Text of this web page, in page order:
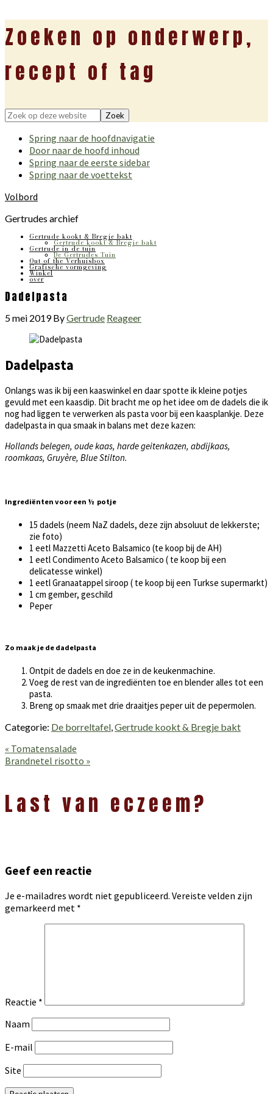
Zoeken op onderwerp,
recept of tag
Zoek
deze
website
Spring naar de hoofdnavigatie
Door naar de hoofd inhoud
Spring naar de eerste sidebar
Spring naar de voettekst
Volbord
Gertrudes archief
Gertrude kookt & Bregje bakt
Gertrude kookt & Bregje bakt
Gertrude in de tuin
De Gertrudes Tuin
Out of the Verhuisbox
Grafische vormgeving
Winkel
over
Dadelpasta
5 mei 2019ByGertrude Reageer
Dadelpasta
Onlangs was ik bij een kaaswinkel en daar spotte ik kleine potjes
gevuld met een kaasdip. Dit bracht me op het idee om de dadels die ik
nog had liggen te verwerken als pasta voor bij een kaasplankje. Deze
dadelpasta in qua smaak in balans met deze kazen:
Hollands belegen, oude kaas, harde geitenkazen, abdijkaas,
roomkaas, Gruyère, Blue Stilton.
Ingrediënten voor een ½ potje
15 dadels (neem NaZ dadels, deze zijn absoluut de lekkerste;
zie foto)
1 eetl Mazzetti Aceto Balsamico (te koop bij de AH)
1 eetl Condimento Aceto Balsamico ( te koop bij een
delicatesse winkel)
1 eetl Granaatappel siroop ( te koop bij een Turkse supermarkt)
1 cm gember, geschild
Peper
Zo maak je de dadelpasta
Ontpit de dadels en doe ze in de keukenmachine.
Voeg de rest van de ingrediënten toe en blender alles tot een
pasta.
Breng op smaak met drie draaitjes peper uit de pepermolen.
Categorie: De borreltafel Gertrude kookt & Bregje bakt
Vorig
bericht:
« Tomatensalade
Volgend
Brandnetel risotto »
Interacties
Last van eczeem?
Geef een reactie
Je e-mailadres wordt niet gepubliceerd. Vereiste velden zijn
gemarkeerd met *
Reactie *
Naam
E-mail
Site